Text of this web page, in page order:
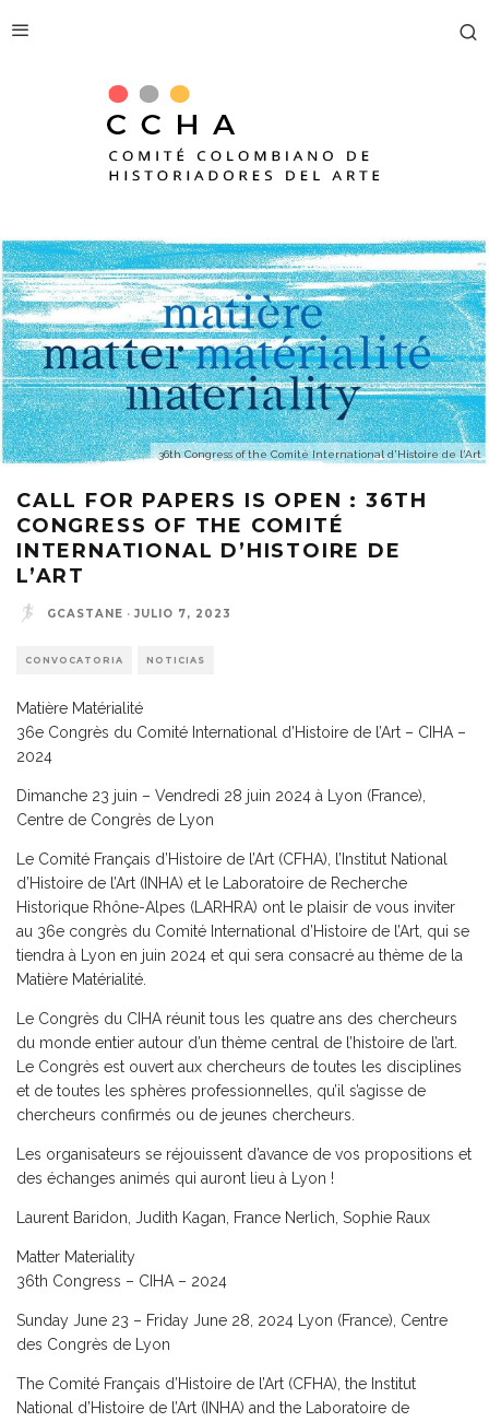
36th Congress of the Comité International d'Histoire de l'Art
CALL FOR PAPERS IS OPEN : 36TH
CONGRESS OF THE COMITÉ
INTERNATIONAL D’HISTOIRE DE
L’ART
GCASTANE · JULIO 7, 2023
CONVOCATORIA NOTICIAS
Matière Matérialité
36e Congrès du Comité International d’Histoire de l’Art – CIHA –
2024
Dimanche 23 juin – Vendredi 28 juin 2024 à Lyon (France),
Centre de Congrès de Lyon
Le Comité Français d’Histoire de l’Art (CFHA), l’Institut National
d’Histoire de l’Art (INHA) et le Laboratoire de Recherche
Historique Rhône-Alpes (LARHRA) ont le plaisir de vous inviter
au 36e congrès du Comité International d’Histoire de l’Art, qui se
tiendra à Lyon en juin 2024 et qui sera consacré au thème de la
Matière Matérialité.
Le Congrès du CIHA réunit tous les quatre ans des chercheurs
du monde entier autour d’un thème central de l’histoire de l’art.
Le Congrès est ouvert aux chercheurs de toutes les disciplines
et de toutes les sphères professionnelles, qu’il s’agisse de
chercheurs confirmés ou de jeunes chercheurs.
Les organisateurs se réjouissent d’avance de vos propositions et
des échanges animés qui auront lieu à Lyon !
Laurent Baridon, Judith Kagan, France Nerlich, Sophie Raux
Matter Materiality
36th Congress – CIHA – 2024
Sunday June 23 – Friday June 28, 2024 Lyon (France), Centre
des Congrès de Lyon
The Comité Français d’Histoire de l’Art (CFHA), the Institut
National d’Histoire de l’Art (INHA) and the Laboratoire de